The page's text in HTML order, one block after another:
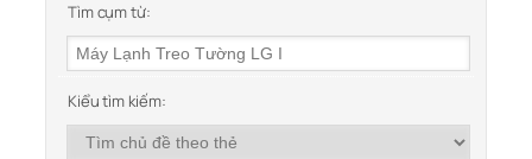
Tìm cụm từ:
Kiểu tìm kiếm: